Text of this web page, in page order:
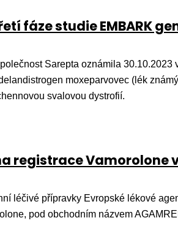
fáze studie EMBARK
Sarepta oznámila
moxeparvovec (lék
svalovou dystrofií.
registrace Vamorolone v
léčivé přípravky Evropské lékové
pod obchodním názvem